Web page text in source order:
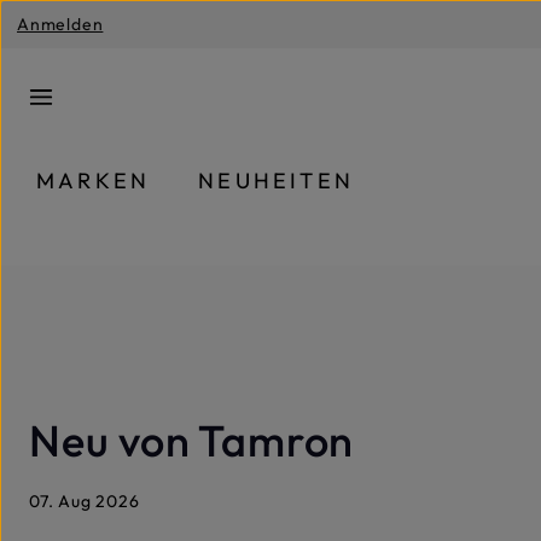
Hauptinhalt springen
Zur Suche springen
Zur Hauptnavigation springen
Anmelden
MARKEN NEUHEITEN
Neu von Tamron
07. Aug 2026